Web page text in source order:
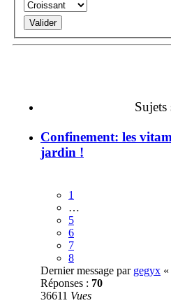
Sujets
Confinement: les
jardin !
1
…
5
6
7
8
Dernier message par gegyx «
Réponses : 70
36611 Vues